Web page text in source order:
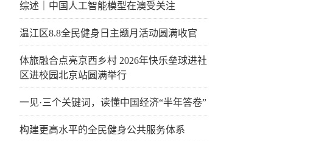
综述｜中国人工智能模型在澳受关注
温江区8.8全民健身日主题月活动圆满收官
体旅融合点亮京西乡村 2026年快乐垒球进社
区进校园北京站圆满举行
一见·三个关键词，读懂中国经济“半年答卷”
构建更高水平的全民健身公共服务体系